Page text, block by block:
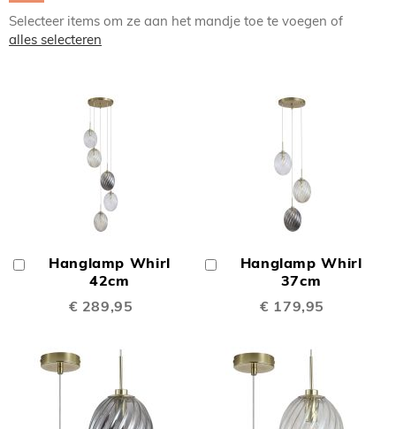
Selecteer items om ze aan het mandje toe te voegen of
alles selecteren
Hanglamp Whirl
42cm
€ 289,95
Winkelwagen
Hanglamp Whirl
37cm
€ 179,95
Winkelwagen